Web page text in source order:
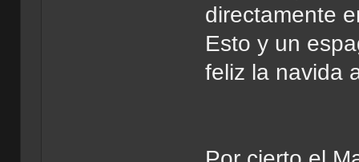
directamente
Esto y un
feliz la navida